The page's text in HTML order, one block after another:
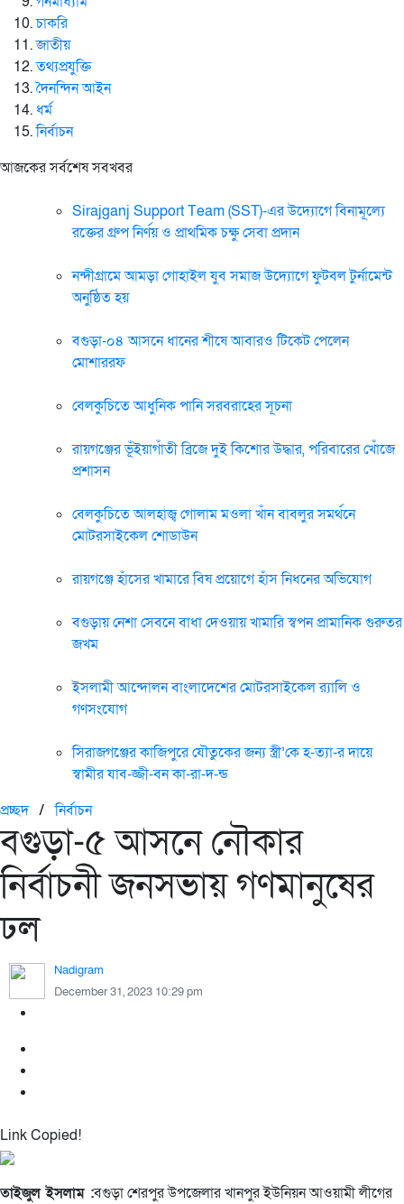
চাকরি
জাতীয়
তথ্যপ্রযুক্তি
দৈনন্দিন আইন
ধর্ম
নির্বাচন
আজকের সর্বশেষ সবখবর
Sirajganj Support Team (SST)-এর উদ্যোগে বিনামূল্যে
রক্তের গ্রুপ নির্ণয় ও প্রাথমিক চক্ষু সেবা প্রদান
নন্দীগ্রামে আমড়া গোহাইল যুব সমাজ উদ্যোগে ফুটবল টুর্নামেন্ট
অনুষ্ঠিত হয়
বগুড়া-০৪ আসনে ধানের শীষে আবারও টিকেট পেলেন
মোশাররফ
বেলকুচিতে আধুনিক পানি সরবরাহের সূচনা
রায়গঞ্জের ভূঁইয়াগাঁতী ব্রিজে দুই কিশোর উদ্ধার, পরিবারের খোঁজে
প্রশাসন
বেলকুচিতে আলহাজ্ব গোলাম মওলা খাঁন বাবলুর সমর্থনে
মোটরসাইকেল শোডাউন
রায়গঞ্জে হাঁসের খামারে বিষ প্রয়োগে হাঁস নিধনের অভিযোগ
বগুড়ায় নেশা সেবনে বাধা দেওয়ায় খামারি স্বপন প্রামানিক গুরুতর
জখম
ইসলামী আন্দোলন বাংলাদেশের মোটরসাইকেল র‍্যালি ও
গণসংযোগ
সিরাজগঞ্জের কাজিপুরে যৌতুকের জন্য স্ত্রী’কে হ-ত্যা-র দায়ে
স্বামীর যাব-জ্জী-বন কা-রা-দ-ন্ড
প্রচ্ছদ/নির্বাচন
বগুড়া-৫ আসনে নৌকার
নির্বাচনী জনসভায় গণমানুষের
ঢল
Nadigram
December 31, 2023 10:29 pm
Link Copied!
তাইজুল ইসলাম :বগুড়া শেরপুর উপজেলার খানপুর ইউনিয়ন আওয়ামী লীগের